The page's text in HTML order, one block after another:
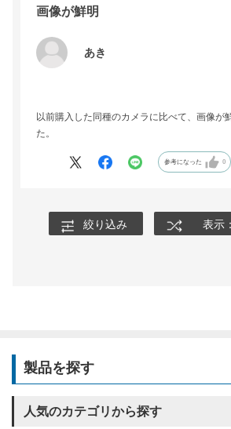
画像が鮮明
あき
以前購入した同種のカメラに比べて、画像が
た。
参考になった 0
絞り込み 表示
製品を探す
人気のカテゴリから探す